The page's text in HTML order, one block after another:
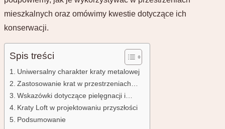
mieszkalnych oraz omówimy kwestie dotyczące ich
konserwacji.
Spis treści
Uniwersalny charakter kraty metalowej
Zastosowanie krat w przestrzeniach…
Wskazówki dotyczące pielęgnacji i…
Kraty Loft w projektowaniu przyszłości
Podsumowanie